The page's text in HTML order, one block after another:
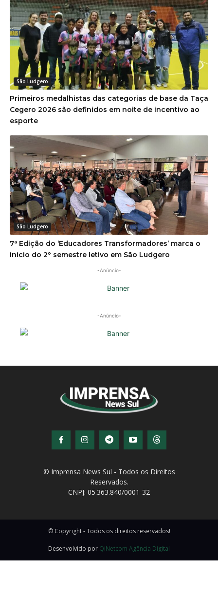
São Ludgero
Primeiros medalhistas das categorias de base da Taça
Cegero 2026 são definidos em noite de incentivo ao
esporte
São Ludgero
7ª Edição do ‘Educadores Transformadores’ marca o
início do 2º semestre letivo em São Ludgero
-Anúncio-
-Anúncio-
© Imprensa News Sul - Todos os Direitos
Reservados.
CNPJ: 05.363.840/0001-32
© Copyright - Todos os direitos reservados!
Desenvolvido por QiNetcom Agência Digital